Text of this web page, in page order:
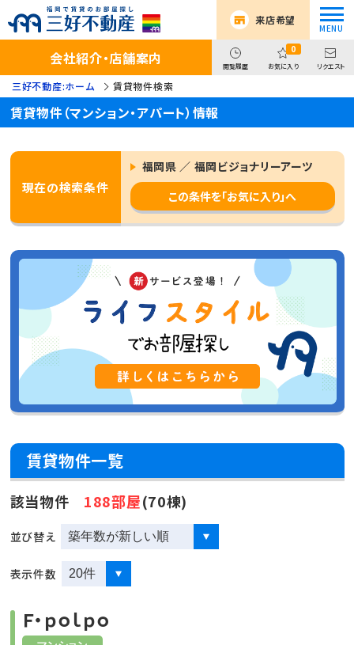
来店希望
会社紹介・店舗案内 閲覧履歴
0
お気に入り リクエスト
三好不動産:ホーム 賃貸物件検索
賃貸物件（マンション・アパート）情報
現在の検索条件
福岡県 ／ 福岡ビジョナリーアーツ
この条件を「お気に入り」へ
賃貸物件一覧
該当物件 188部屋(70棟)
並び替え
表示件数
Ｆ・ｐｏｌｐｏ